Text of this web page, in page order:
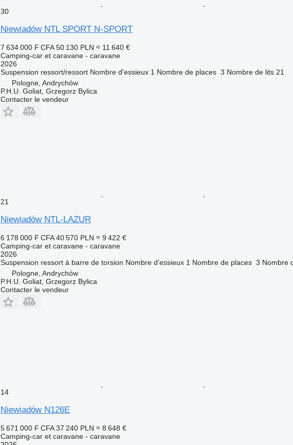
30
Niewiadów NTL SPORT N-SPORT
7 634 000 F CFA 50 130 PLN ≈ 11 640 €
Camping-car et caravane - caravane
2026
Suspension ressort/ressort Nombre d'essieux 1 Nombre de places 3 Nombre de lits 21
Pologne, Andrychów
P.H.U. Goliat, Grzegorz Bylica
Contacter le vendeur
21
Niewiadów NTL-LAZUR
6 178 000 F CFA 40 570 PLN ≈ 9 422 €
Camping-car et caravane - caravane
2026
Suspension ressort à barre de torsion Nombre d'essieux 1 Nombre de places 3 Nombre
Pologne, Andrychów
P.H.U. Goliat, Grzegorz Bylica
Contacter le vendeur
14
Niewiadów N126E
5 671 000 F CFA 37 240 PLN ≈ 8 648 €
Camping-car et caravane - caravane